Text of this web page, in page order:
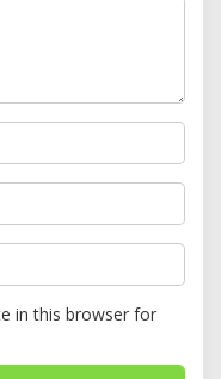
in this browser for